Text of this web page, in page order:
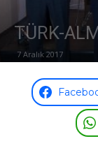
TÜRK-
7 Aralık 2017